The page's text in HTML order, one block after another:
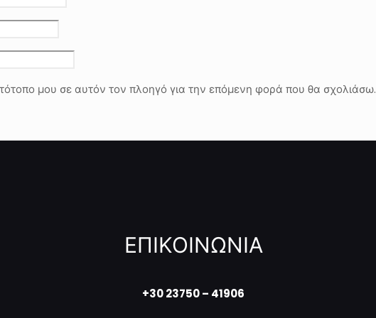
μου σε αυτόν τον πλοηγό για την επόμενη φορά που θα σχολιάσω.
ΕΠΙΚΟΙΝΩΝΙΑ
+30 23750 – 41906